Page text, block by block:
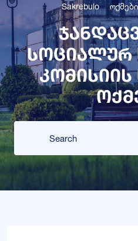
Sakrebulo
სოციალურ